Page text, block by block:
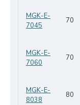
MGK-E-
7045
70
MGK-E-
7060
70
MGK-E-
8038
80